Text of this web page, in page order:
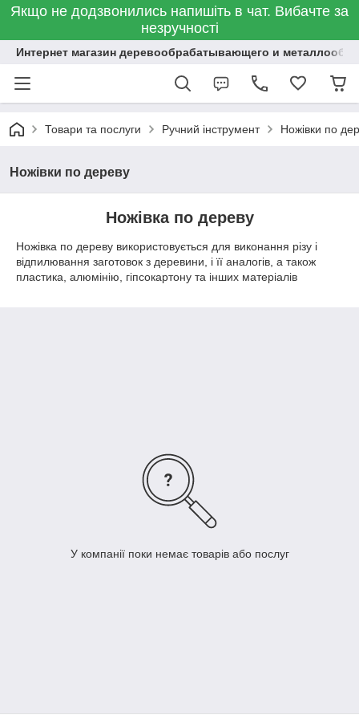
Якщо не додзвонились напишіть в чат. Вибачте за
незручності
Интернет магазин деревообрабатывающего и
Товари та послуги Ручний інструмент Ножівки по
Ножівки по дереву
Ножівка по дереву
Ножівка по дереву використовується для виконання різу і
відпилювання заготовок з деревини, і її аналогів, а також
пластика, алюмінію, гіпсокартону та інших матеріалів
У компанії поки немає товарів або послуг